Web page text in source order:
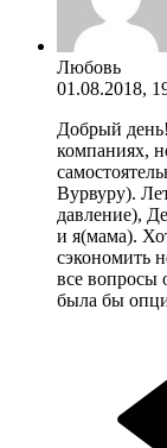
Любовь
01.08.2018,
Добрый
компаниях,
Вурвуру).
давление),
и я(мама).
сэкономить
все вопросы
была бы